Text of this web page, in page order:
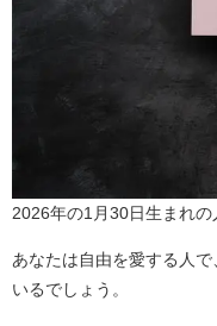
2026年の1月30日生まれの
あなたは自由を愛する人
いるでしょう。